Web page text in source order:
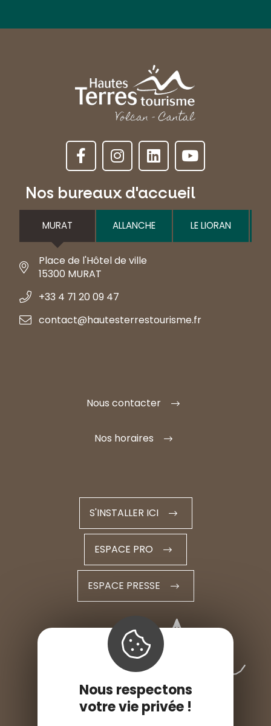
Nos bureaux d'accueil
MURAT ALLANCHE LE LIORAN
Place de l'Hôtel de ville
15300 MURAT
+33 4 71 20 09 47
contact@hautesterrestourisme.fr
Nous contacter
Nos horaires
S'INSTALLER ICI
ESPACE PRO
ESPACE PRESSE
Nous respectons
votre vie privée !